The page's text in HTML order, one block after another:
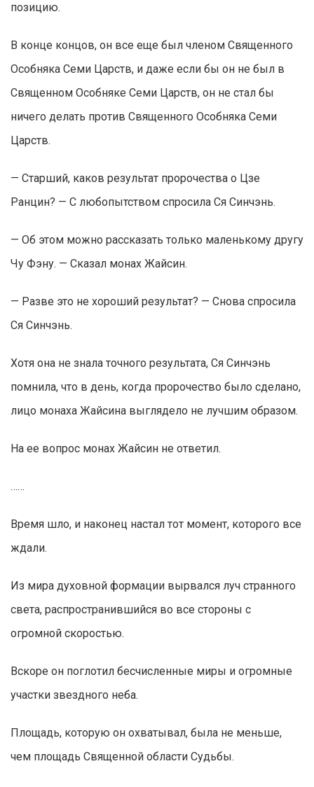
позицию.
В конце концов, он все еще был членом Священного
Особняка Семи Царств, и даже если бы он не был в
Священном Особняке Семи Царств, он не стал бы
ничего делать против Священного Особняка Семи
Царств.
— Старший, каков результат пророчества о Цзе
Ранцин? — С любопытством спросила Ся Синчэнь.
— Об этом можно рассказать только маленькому другу
Чу Фэну. — Сказал монах Жайсин.
— Разве это не хороший результат? — Снова спросила
Ся Синчэнь.
Хотя она не знала точного результата, Ся Синчэнь
помнила, что в день, когда пророчество было сделано,
лицо монаха Жайсина выглядело не лучшим образом.
На ее вопрос монах Жайсин не ответил.
……
Время шло, и наконец настал тот момент, которого все
ждали.
Из мира духовной формации вырвался луч странного
света, распространившийся во все стороны с
огромной скоростью.
Вскоре он поглотил бесчисленные миры и огромные
участки звездного неба.
Площадь, которую он охватывал, была не меньше,
чем площадь Священной области Судьбы.